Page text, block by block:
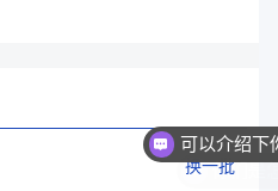
换一批
你们是